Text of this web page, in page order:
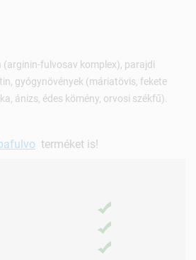
fulvosav komplex), parajdi
gyógynövények (máriatövis, fekete
ánizs, édes kömény, orvosi székfű).
terméket is!